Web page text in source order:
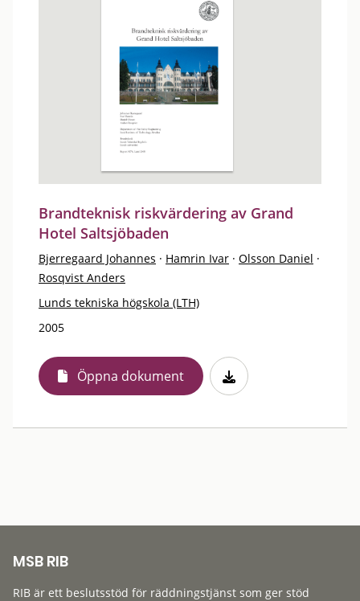
Brandteknisk riskvärdering av Grand
Hotel Saltsjöbaden
Bjerregaard Johannes · Hamrin Ivar · Olsson Daniel ·
Rosqvist Anders
Lunds tekniska högskola (LTH)
2005
Öppna dokument
MSB RIB
RIB är ett beslutsstöd för räddningstjänst som ger stöd